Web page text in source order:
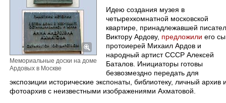
Мемориальные доски на доме
Ардовых в Москве
Идею создания музея в
четырехкомнатной московской
квартире, принадлежавшей
Виктору Ардову, предложили его
протоиерей Михаил Ардов и
народный артист СССР Алексей
Баталов. Инициаторы готовы
безвозмездно передать для
экспозиции исторические экспонаты, библиотеку, личный архив
фотоархив с неизвестными изображениями Ахматовой.